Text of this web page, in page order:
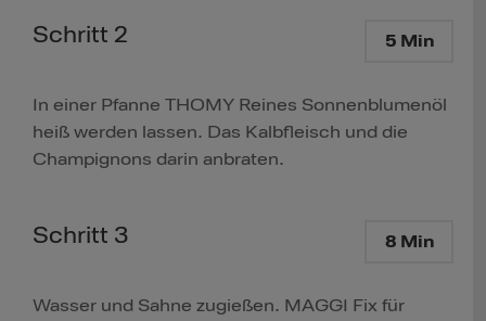
Schritt 2 5 Min
In einer Pfanne THOMY Reines Sonnenblumenöl
heiß werden lassen. Das Kalbfleisch und die
Champignons darin anbraten.
Schritt 3 8 Min
Wasser und Sahne zugießen. MAGGI Fix für